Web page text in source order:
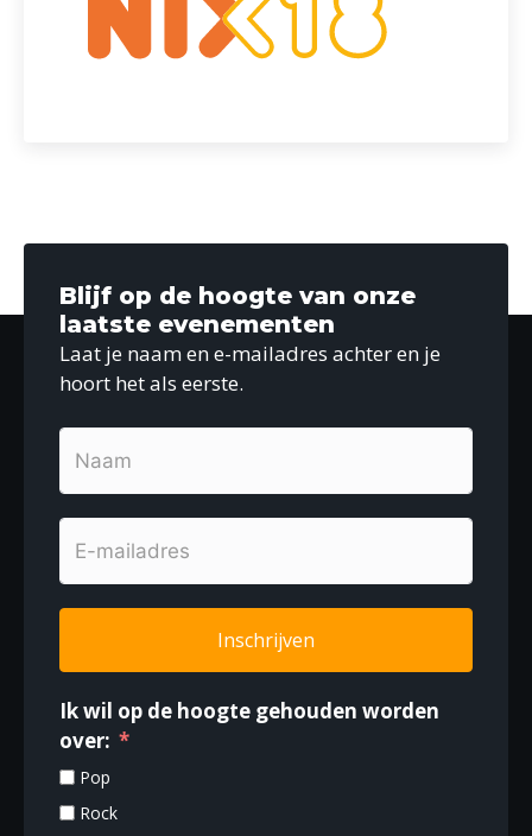
Blijf op de hoogte van onze
laatste evenementen
Laat je naam en e-mailadres achter en je
hoort het als eerste.
Inschrijven
Ik wil op de hoogte gehouden worden
over:
Pop
Rock